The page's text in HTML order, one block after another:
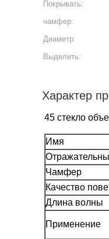
Покрывать:
чамфер:
Диаметр:
Выделить:
Характер
45 стекло
Имя
Чамфер
Качество
Длина волны
Применение